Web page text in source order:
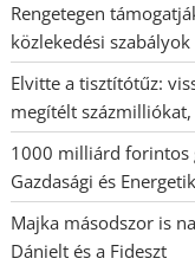
Rengetegen
közlekedési szabályok
Elvitte a tisztítótűz:
megítélt
1000 milliárd forintos
Gazdasági és
Majka másodszor is
Dánielt és a Fideszt